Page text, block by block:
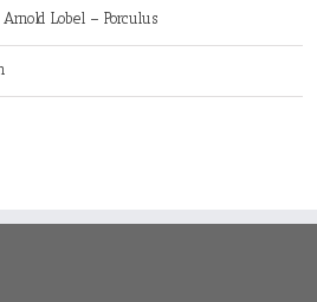
Arnold Lobel – Porculus